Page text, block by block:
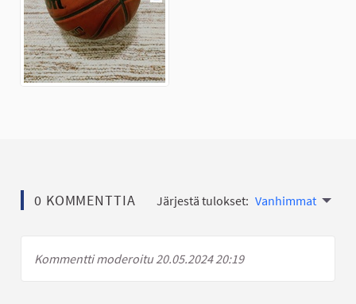
(Ulkoinen linkki)
0 KOMMENTTIA Järjestä tulokset: Vanhimmat
Kommentti moderoitu 20.05.2024 20:19